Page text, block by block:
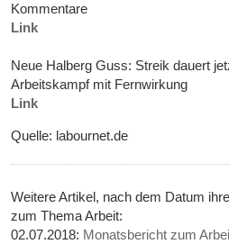
Kommentare
Link
Neue Halberg Guss: Streik dauert
Arbeitskampf mit Fernwirkung
Link
Quelle: labournet.de
Weitere Artikel, nach dem Datum
zum Thema Arbeit:
02.07.2018: Monatsbericht zum